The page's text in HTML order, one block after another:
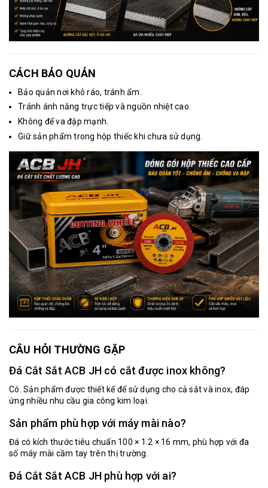
CÁCH BẢO QUẢN
Bảo quản nơi khô ráo, tránh ẩm.
Tránh ánh nắng trực tiếp và nguồn nhiệt cao.
Không để va đập mạnh.
Giữ sản phẩm trong hộp thiếc khi chưa sử dụng.
CÂU HỎI THƯỜNG GẶP
Đá Cắt Sắt ACB JH có cắt được inox không?
Có. Sản phẩm được thiết kế để sử dụng cho cả sắt và inox, đáp
ứng nhiều nhu cầu gia công kim loại.
Sản phẩm phù hợp với máy mài nào?
Đá có kích thước tiêu chuẩn 100 × 1.2 × 16 mm, phù hợp với đa
số máy mài cầm tay trên thị trường.
Đá Cắt Sắt ACB JH phù hợp với ai?